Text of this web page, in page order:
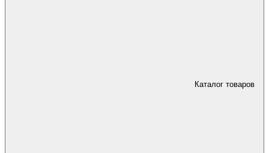
Каталог товаров